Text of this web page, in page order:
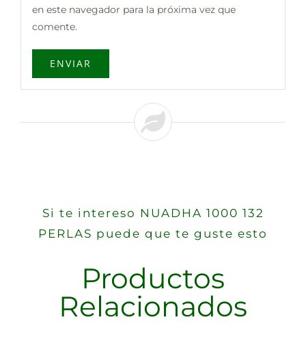
en este navegador para la próxima vez que
comente.
Si te intereso NUADHA 1000 132
PERLAS puede que te guste esto
Productos
Relacionados